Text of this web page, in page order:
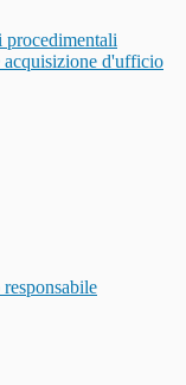
d'ufficio